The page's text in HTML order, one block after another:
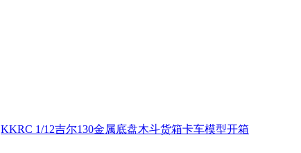
KKRC 1/12吉尔130金属底盘木斗货箱卡车模型开箱